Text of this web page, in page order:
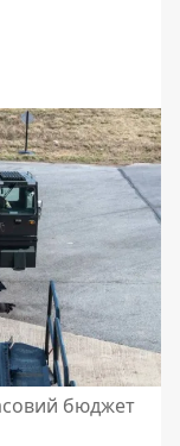
бюджет